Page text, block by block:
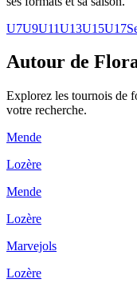
U7U9U11U13U15U17
Autour de
Explorez les tournois de
votre recherche.
Mende
Lozère
Mende
Lozère
Marvejols
Lozère